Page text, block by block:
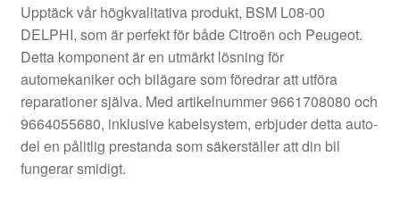
Kolla upp
Kontakt
Mitt konto
Upptäck vår högkvalitativa produkt, BSM L08-00
DELPHI, som är perfekt för både Citroën och Peugeot.
Detta komponent är en utmärkt lösning för
automekaniker och bilägare som föredrar att utföra
reparationer själva. Med artikelnummer 9661708080 och
9664055680, inklusive kabelsystem, erbjuder detta auto-
del en pålitlig prestanda som säkerställer att din bil
fungerar smidigt.